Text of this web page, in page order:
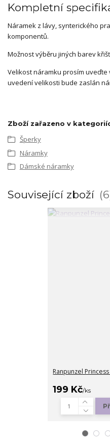
Kompletní
Náramek z lávy, synterického
komponentů.
Možnost výběru jiných barev
Velikost náramku prosím
uvedení velikosti bude zaslán
Zboží zařazeno v
Šperky
Náramky
Dámské náramky
Související zboží 6
Ranpunzel
199 Kč/ks